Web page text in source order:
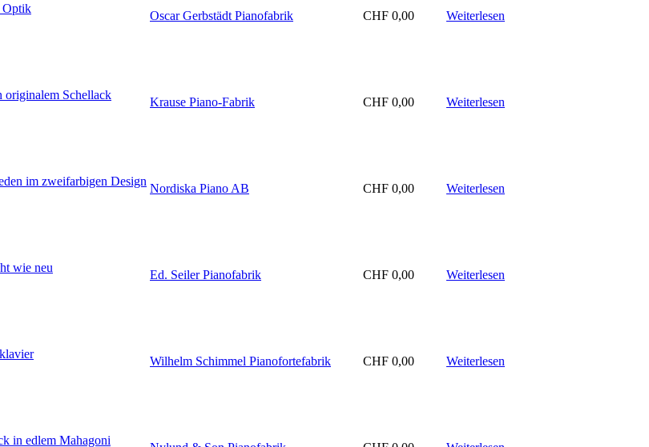
Optik
Oscar Gerbstädt Pianofabrik CHF 0,00 Weiterlesen
originalem Schellack
Krause Piano-Fabrik CHF 0,00 Weiterlesen
im zweifarbigen Design
Nordiska Piano AB CHF 0,00 Weiterlesen
wie neu
Ed. Seiler Pianofabrik CHF 0,00 Weiterlesen
Wilhelm Schimmel Pianofortefabrik CHF 0,00 Weiterlesen
in edlem Mahagoni